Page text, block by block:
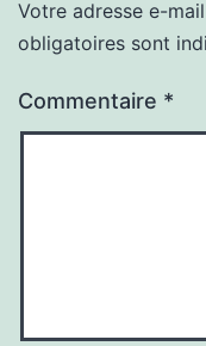
Votre adresse e-
obligatoires sont
Commentaire *